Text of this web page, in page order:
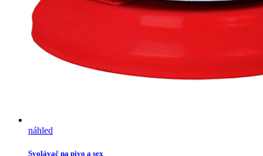
náhled
Svolávač na pivo a sex